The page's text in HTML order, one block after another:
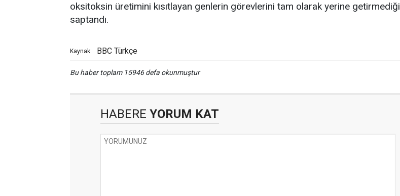
oksitoksin üretimini kısıtlayan genlerin görevlerini tam olarak yerine getirmediği
saptandı.
Kaynak: BBC Türkçe
Bu haber toplam 15946 defa okunmuştur
HABERE YORUM KAT